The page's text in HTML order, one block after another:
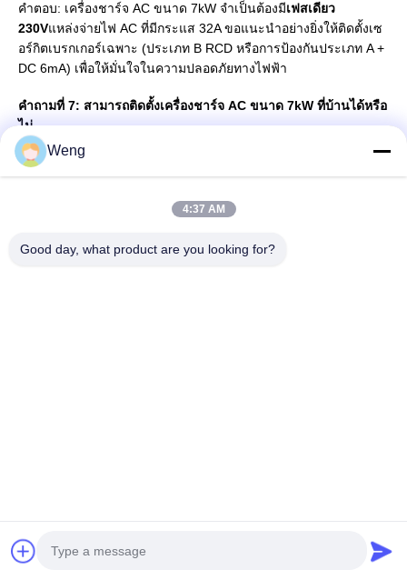
คำตอบ: เครื่องชาร์จ AC ขนาด 7kW จำเป็นต้องมีเฟสเดียว
230Vแหล่งจ่ายไฟ AC ที่มีกระแส 32A ขอแนะนำอย่างยิ่งให้ติดตั้งเซ
อร์กิตเบรกเกอร์เฉพาะ (ประเภท B RCD หรือการป้องกันประเภท A +
DC 6mA) เพื่อให้มั่นใจในความปลอดภัยทางไฟฟ้า
คำถามที่ 7: สามารถติดตั้งเครื่องชาร์จ AC ขนาด 7kW ที่บ้านได้หรือ
ไม่
คำตอบ: ใช่ เครื่องชาร์จ AC ขนาด 7kW เป็นตัวเลือกยอดนิยม
สำหรับการติดตั้งในที่พักอาศัย เนื่องจากโครงข่ายไฟฟ้าในครัวเรือน
คำถามที่ 8: เครื่องชาร์จ AC ขนาด 7kW ใช้ได้กับรถยนต์ไฟฟ้าทุก
(อเมริกาเหนือ), CHAdeMO (ญี่ปุ่น), GB/T (จีน) และ NACS
(มาตรฐาน Tesla)
Weng
4:37 AM
Good day, what product are you looking for?